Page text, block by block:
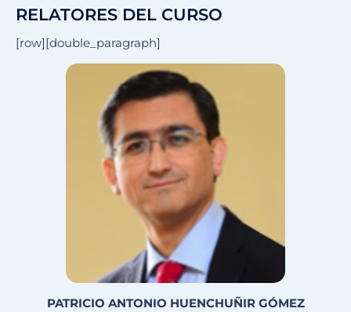
RELATORES DEL CURSO
[row][double_paragraph]
PATRICIO ANTONIO HUENCHUÑIR GÓMEZ